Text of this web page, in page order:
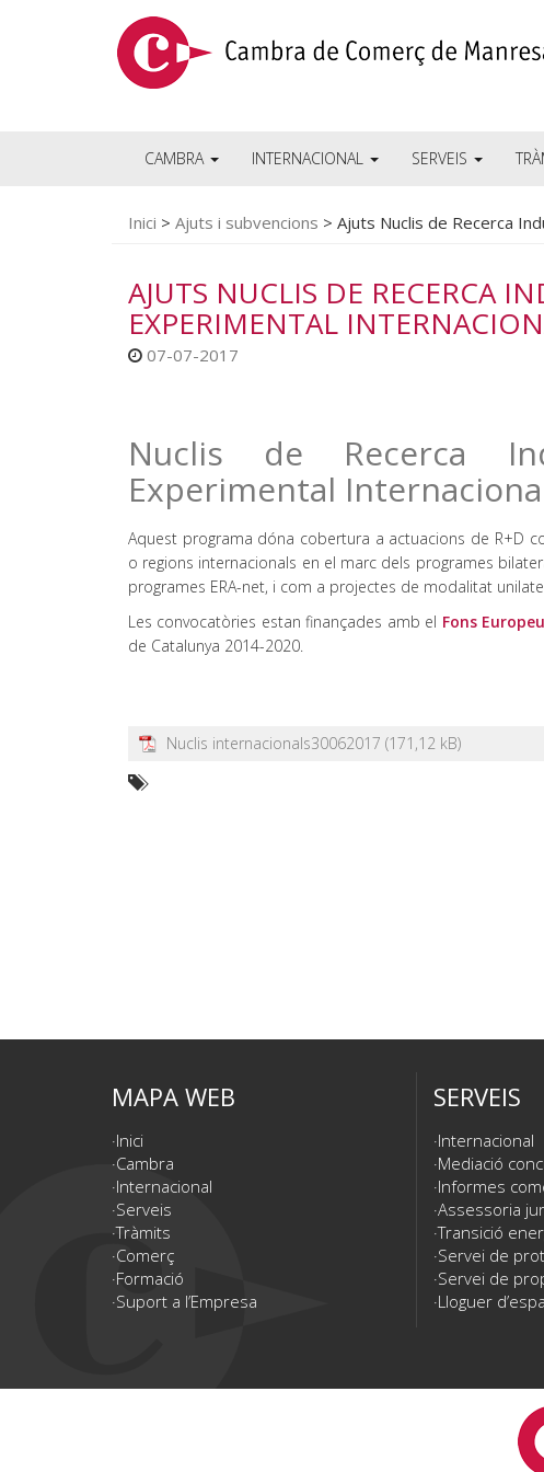
CAMBRA INTERNACIONAL SERVEIS
Inici > Ajuts i subvencions > Ajuts Nuclis de Recerca
AJUTS NUCLIS DE RECERCA
EXPERIMENTAL
07-07-2017
Nuclis de Recerca
Experimental
Aquest programa dóna cobertura a actuacions de R+D
o regions internacionals en el marc dels programes
programes ERA-net, i com a projectes de modalitat
Les convocatòries estan finançades amb el Fons
de Catalunya 2014-2020.
Nuclis internacionals30062017
MAPA WEB
Inici
Cambra
Internacional
Serveis
Tràmits
Comerç
Formació
Suport a l’Empresa
SERVEIS
Internacional
Mediació
Informes
Assessoria
Transició
Servei de
Servei de
Lloguer